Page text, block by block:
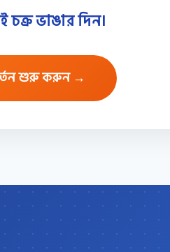
ভাঙার দিন।
শুরু করুন →